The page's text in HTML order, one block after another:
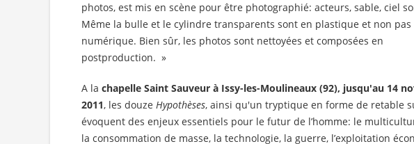
photos, est mis en scène pour être photographié: acteurs, sable, ciel
Même la bulle et le cylindre transparents sont en plastique et non pas
numérique. Bien sûr, les photos sont nettoyées et composées en
postproduction. »
A la chapelle Saint Sauveur à Issy-les-Moulineaux (92), jusqu'au 14
2011, les douze Hypothèses, ainsi qu'un tryptique en forme de retable
évoquent des enjeux essentiels pour le futur de l’homme: le
la consommation de masse, la technologie, la guerre, l’exploitation